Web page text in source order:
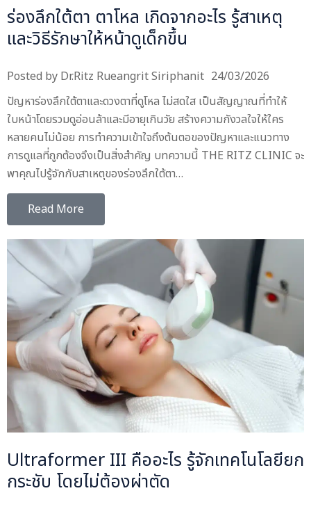
ร่องลึกใต้ตา ตาโหล เกิดจากอะไร รู้สาเหตุ
และวิธีรักษาให้หน้าดูเด็กขึ้น
Posted by Dr.Ritz Rueangrit Siriphanit 24/03/2026
ปัญหาร่องลึกใต้ตาและดวงตาที่ดูโหล ไม่สดใส เป็นสัญญาณที่ทำให้
ใบหน้าโดยรวมดูอ่อนล้าและมีอายุเกินวัย สร้างความกังวลใจให้ใคร
หลายคนไม่น้อย การทำความเข้าใจถึงต้นตอของปัญหาและแนวทาง
การดูแลที่ถูกต้องจึงเป็นสิ่งสำคัญ บทความนี้ THE RITZ CLINIC จะ
พาคุณไปรู้จักกับสาเหตุของร่องลึกใต้ตา…
Read More
Ultraformer III คืออะไร รู้จักเทคโนโลยียก
กระชับ โดยไม่ต้องผ่าตัด